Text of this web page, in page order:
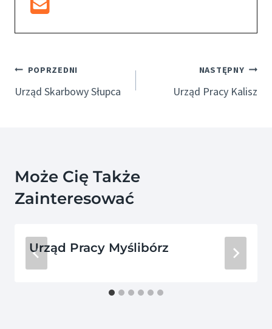
Nawigacja
Wpisu
POPRZEDNI
Urząd Skarbowy Słupca
NASTĘPNY
Urząd Pracy Kalisz
Może Cię Także
Zainteresować
Urząd Pracy Myślibórz